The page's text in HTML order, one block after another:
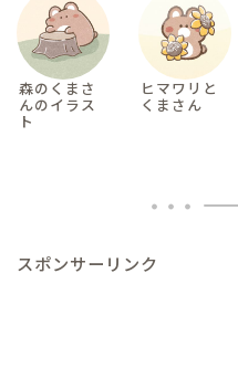
森のくまさ
んのイラス
ト
ヒマワリと
くまさん
スポンサーリンク